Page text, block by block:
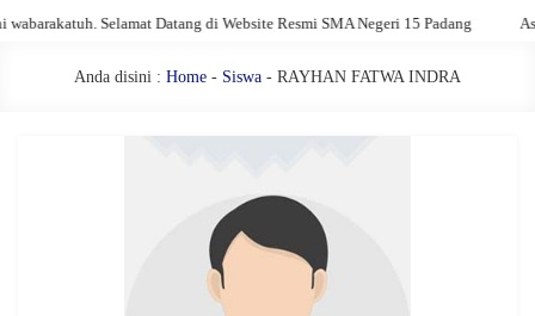
Selamat Datang di Website Resmi SMA Negeri 15 Padang
Anda disini : Home - Siswa - RAYHAN FATWA INDRA